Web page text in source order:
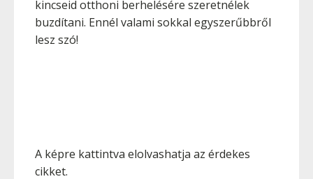
kincseid otthoni berhelésére szeretnélek
buzdítani. Ennél valami sokkal egyszerűbbről
lesz szó!
A képre kattintva elolvashatja az érdekes
cikket.